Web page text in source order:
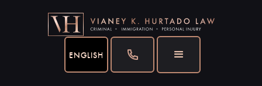
ENGLISH